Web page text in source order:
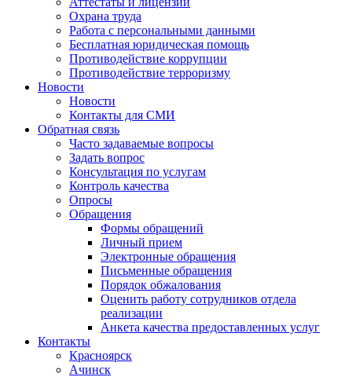
Охрана труда
Работа с персональными данными
Бесплатная юридическая помощь
Противодействие коррупции
Противодействие терроризму
Новости
Новости
Контакты для СМИ
Обратная связь
Часто задаваемые вопросы
Задать вопрос
Консультация по услугам
Контроль качества
Опросы
Обращения
Формы обращений
Личный прием
Электронные обращения
Письменные обращения
Порядок обжалования
Оценить работу сотрудников отдела
реализации
Анкета качества предоставленных услуг
Контакты
Красноярск
Ачинск